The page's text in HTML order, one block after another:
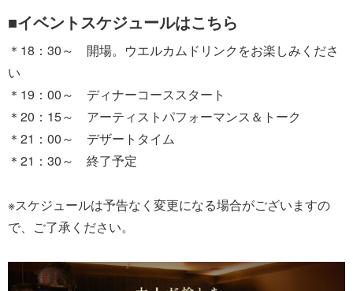
■イベントスケジュールはこちら
＊18：30～ 開場。ウエルカムドリンクをお楽しみくださ
い
＊19：00～ ディナーコーススタート
＊20：15～ アーティストパフォーマンス＆トーク
＊21：00～ デザートタイム
＊21：30～ 終了予定
※スケジュールは予告なく変更になる場合がございますの
で、ご了承ください。